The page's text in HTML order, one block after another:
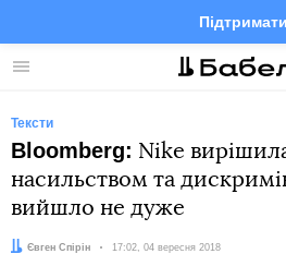
Меню
Підтримати
Facebook
Тексти
Bloomberg: Nike
насильством та
вийшло не дуже
Автор:
Євген Спірін Дата:
17:02, 04 вересня 2018